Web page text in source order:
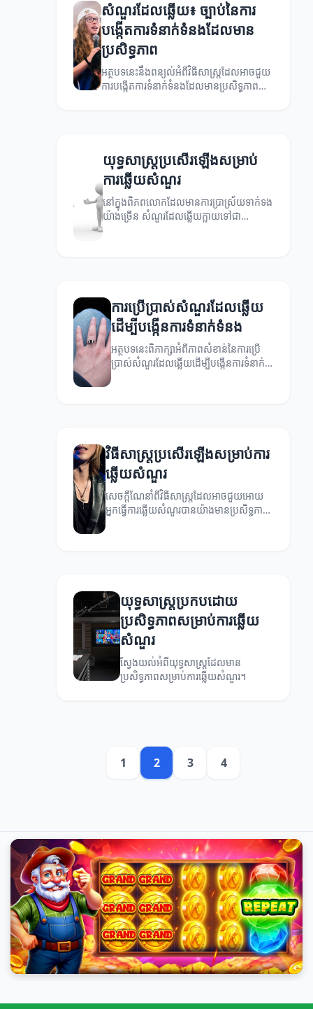
សំណួរដែលឆ្លើយ៖ ច្បាប់នៃការ
បង្កើតការទំនាក់ទំនងដែលមាន
ប្រសិទ្ធភាព
អត្ថបទនេះនឹងពន្យល់អំពីវិធីសាស្ត្រដែលអាចជួយ
ការបង្កើតការទំនាក់ទំនងដែលមានប្រសិទ្ធភាព
យុទ្ធសាស្ត្រប្រសើរឡើងសម្រាប់
ការឆ្លើយសំណួរ
នៅក្នុងពិភពលោកដែលមានការប្រាស្រ័យទាក់ទង
យ៉ាងច្រើន សំណួរដែលឆ្លើយក្លាយទៅជា
ឧបករណ៍ដ៏មានតម្លៃសម្រាប់ការបង្កើតសំនួរ និង
ការប្រើប្រាស់សំណួរដែលឆ្លើយ
ដើម្បីបង្កើនការទំនាក់ទំនង
អត្ថបទនេះពិភាក្សាអំពីភាពសំខាន់នៃការប្រើ
ប្រាស់សំណួរដែលឆ្លើយដើម្បីបង្កើនការទំនាក់
វិធីសាស្ត្រប្រសើរឡើងសម្រាប់ការ
ឆ្លើយសំណួរ
សេចក្តីណែនាំពីវិធីសាស្ត្រដែលអាចជួយអោយ
អ្នកធ្វើការឆ្លើយសំណួរបានយ៉ាងមានប្រសិទ្ធភាព
យុទ្ធសាស្រ្តប្រកបដោយ
ប្រសិទ្ធភាពសម្រាប់ការឆ្លើយ
សំណួរ
ស្វែងយល់អំពីយុទ្ធសាស្រ្តដែលមាន
ប្រសិទ្ធភាពសម្រាប់ការឆ្លើយសំណួរ។
1 2 3 4